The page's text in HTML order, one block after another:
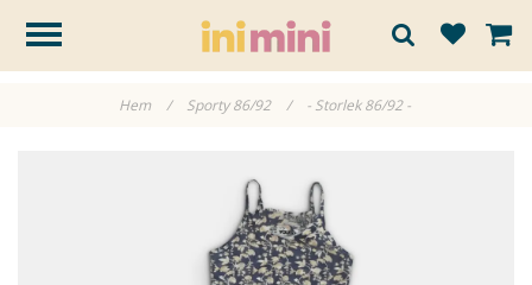
Hem / Sporty 86/92 / - Storlek 86/92 -